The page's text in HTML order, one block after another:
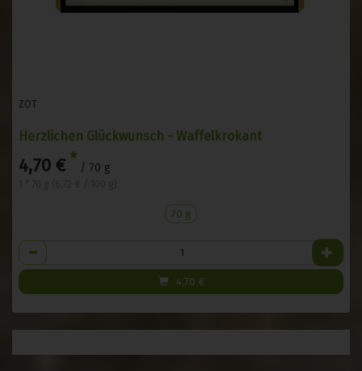
ZOT
Herzlichen Glückwunsch - Waffelkrokant
4,70 € * / 70 g
70 g
Anzahl
4,70 €